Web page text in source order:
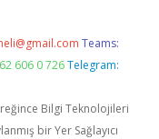
Teams:
606 0 726 Telegram:
Bilgi Teknolojileri
bir Yer Sağlayıcı